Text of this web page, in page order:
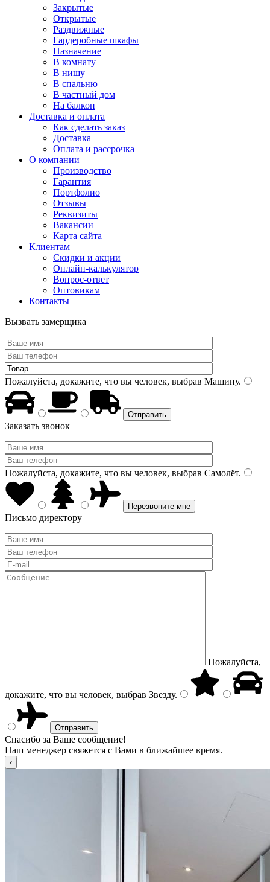
Закрытые
Открытые
Раздвижные
Гардеробные шкафы
Назначение
В комнату
В нишу
В спальню
В частный дом
На балкон
Доставка и оплата
Как сделать заказ
Доставка
Оплата и рассрочка
О компании
Производство
Гарантия
Портфолио
Отзывы
Реквизиты
Вакансии
Карта сайта
Клиентам
Скидки и акции
Онлайн-калькулятор
Вопрос-ответ
Оптовикам
Контакты
Вызвать замерщика
Пожалуйста, докажите, что вы человек, выбрав Машину.
Заказать звонок
Пожалуйста, докажите, что вы человек, выбрав Самолёт.
Письмо директору
Пожалуйста,
докажите, что вы человек, выбрав Звезду.
Спасибо за Ваше сообщение!
Наш менеджер свяжется с Вами в ближайшее время.